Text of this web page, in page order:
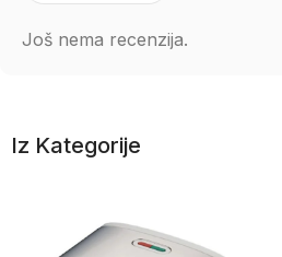
Još nema recenzija.
Iz Kategorije